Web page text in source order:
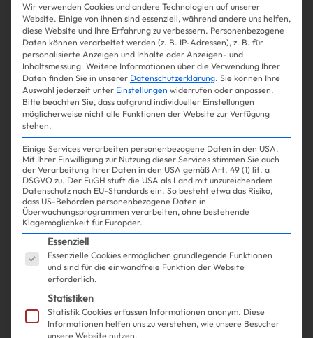
Shopping Fashion| 10.12.2024
5 Dinge, die alle French-Girls
zum Ausgehen anziehen
Mehr lesen
Wir verwenden Cookies und andere Technologien auf unserer
Website. Einige von ihnen sind essenziell, während andere uns helfen,
diese Website und Ihre Erfahrung zu verbessern. Personenbezogene
Daten können verarbeitet werden (z. B. IP-Adressen), z. B. für
personalisierte Anzeigen und Inhalte oder Anzeigen- und
Inhaltsmessung. Weitere Informationen über die Verwendung Ihrer
Daten finden Sie in unserer Datenschutzerklärung. Sie können Ihre
Auswahl jederzeit unter Einstellungen widerrufen oder anpassen.
Bitte beachten Sie, dass aufgrund individueller Einstellungen
möglicherweise nicht alle Funktionen der Website zur Verfügung
stehen.
Einige Services verarbeiten personenbezogene Daten in den USA.
Mit Ihrer Einwilligung zur Nutzung dieser Services stimmen Sie auch
der Verarbeitung Ihrer Daten in den USA gemäß Art. 49 (1) lit. a
DSGVO zu. Der EuGH stuft die USA als Land mit unzureichendem
Datenschutz nach EU-Standards ein. So besteht etwa das Risiko,
dass US-Behörden personenbezogene Daten in
Überwachungsprogrammen verarbeiten, ohne bestehende
Klagemöglichkeit für Europäer.
Es folgt eine Liste der Service-Gruppen, für die
Essenziell
Essenzielle Cookies ermöglichen grundlegende Funktionen
und sind für die einwandfreie Funktion der Website
erforderlich.
Statistiken
Statistik Cookies erfassen Informationen anonym. Diese
Informationen helfen uns zu verstehen, wie unsere Besucher
unsere Website nutzen.